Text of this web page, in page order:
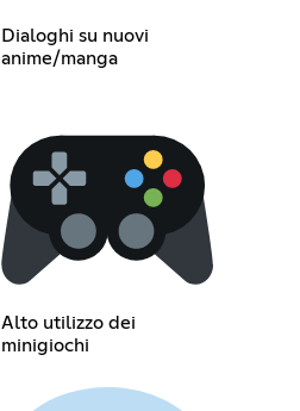
Dialoghi su nuovi
anime/manga
Alto utilizzo dei
minigiochi